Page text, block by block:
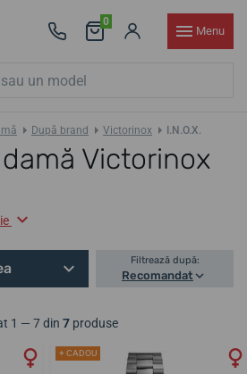
0
Menu
După brand Victorinox I.N.O.X.
Victorinox
Filtrează după:
Recomandat
1 — 7 din 7 produse
+ CADOU